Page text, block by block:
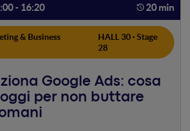
- 16:20 20 min
& Business
HALL 30 · Stage
28
Google Ads: cosa
per non buttare